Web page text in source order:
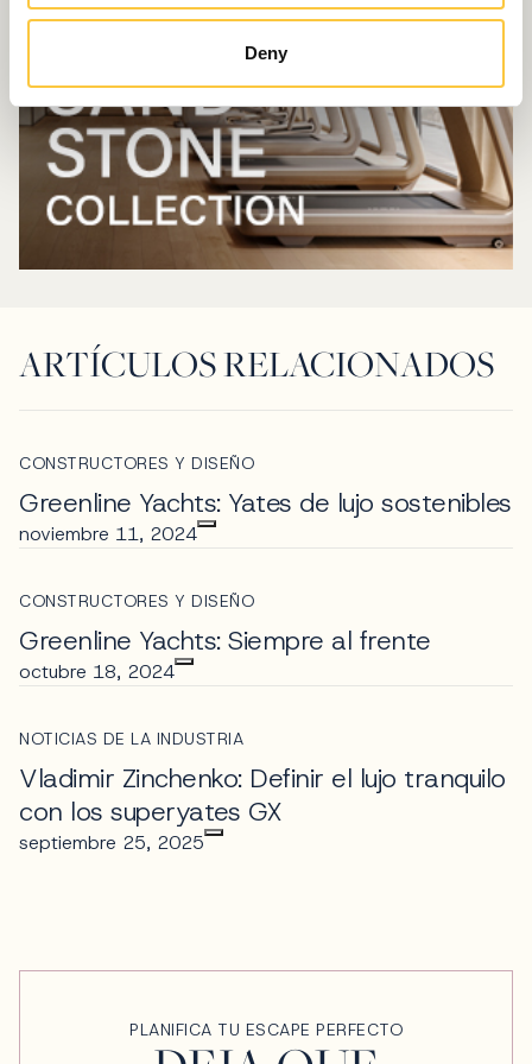
Deny
ARTÍCULOS RELACIONADOS
CONSTRUCTORES Y DISEÑO
Greenline Yachts: Yates de lujo sostenibles
noviembre 11, 2024
CONSTRUCTORES Y DISEÑO
Greenline Yachts: Siempre al frente
octubre 18, 2024
NOTICIAS DE LA INDUSTRIA
Vladimir Zinchenko: Definir el lujo tranquilo
con los superyates GX
septiembre 25, 2025
PLANIFICA TU ESCAPE PERFECTO